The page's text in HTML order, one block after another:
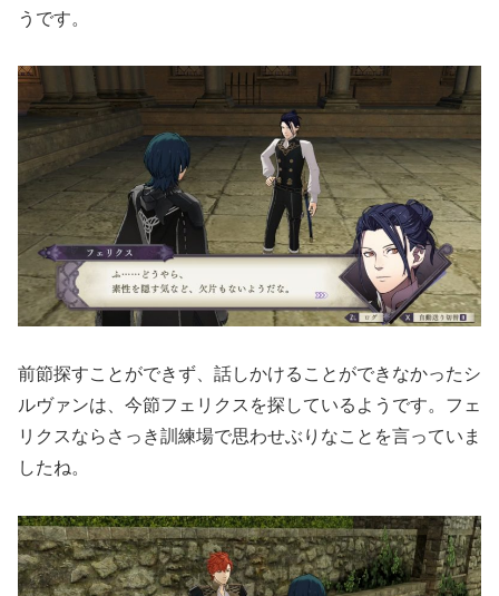
うです。
前節探すことができず、話しかけることができなかったシ
ルヴァンは、今節フェリクスを探しているようです。フェ
リクスならさっき訓練場で思わせぶりなことを言っていま
したね。